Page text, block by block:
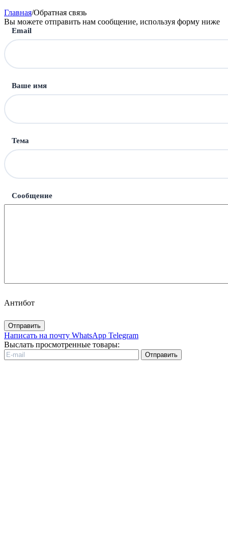
Главная/Обратная связь
Вы можете отправить нам сообщение, используя форму ниже
Email
Ваше имя
Тема
Сообщение
Антибот
Отправить
Написать на почту WhatsApp Telegram
Выслать просмотренные товары:
Отправить